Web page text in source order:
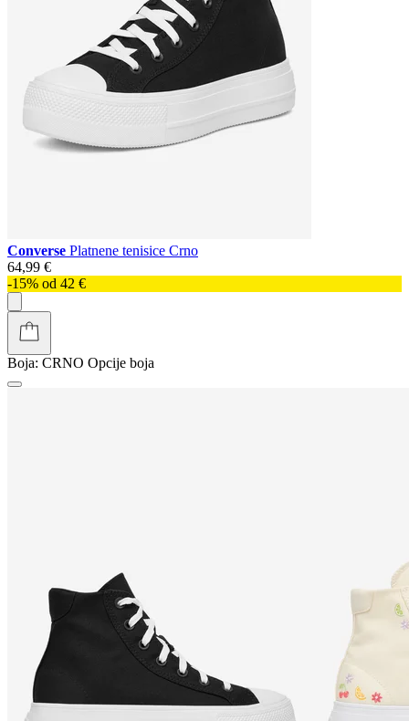
Converse Platnene tenisice Crno
64,99 €
-15% od 42 €
Boja: CRNO Opcije boja